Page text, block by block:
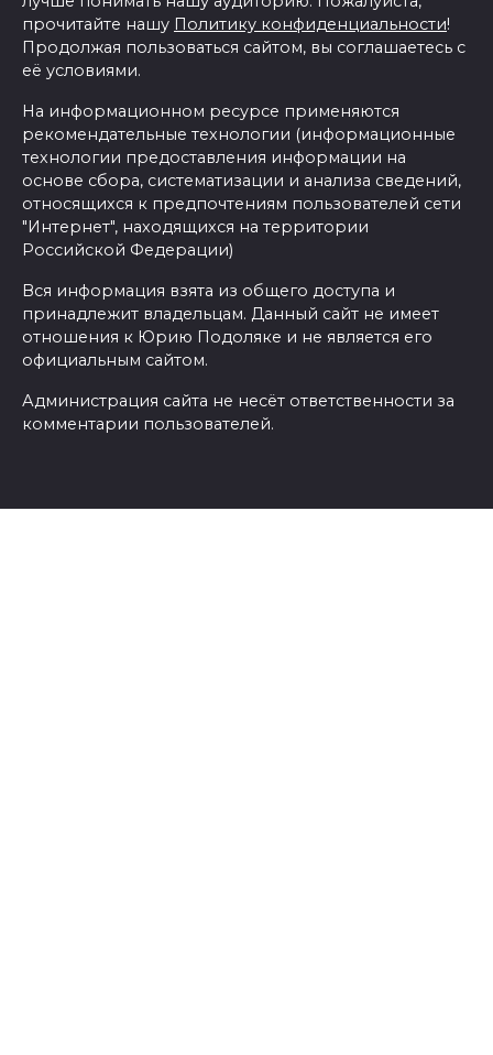
прочитайте нашу Политику конфиденциальности!
Продолжая пользоваться сайтом, вы соглашаетесь с
её условиями.
На информационном ресурсе применяются
рекомендательные технологии (информационные
технологии предоставления информации на
основе сбора, систематизации и анализа сведений,
относящихся к предпочтениям пользователей сети
"Интернет", находящихся на территории
Российской Федерации)
Вся информация взята из общего доступа и
принадлежит владельцам. Данный сайт не имеет
отношения к Юрию Подоляке и не является его
официальным сайтом.
Администрация сайта не несёт ответственности за
комментарии пользователей.